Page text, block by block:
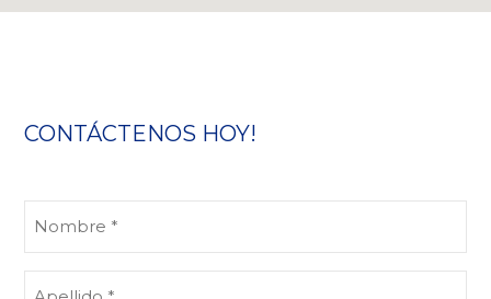
CONTÁCTENOS HOY!